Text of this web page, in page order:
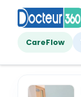
CareFlow